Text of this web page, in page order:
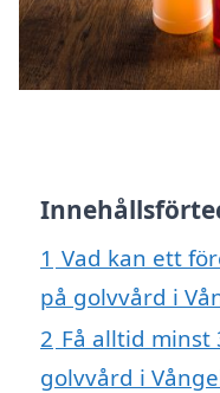
1 Vad kan ett
på golvvård i
2 Få alltid
golvvård i